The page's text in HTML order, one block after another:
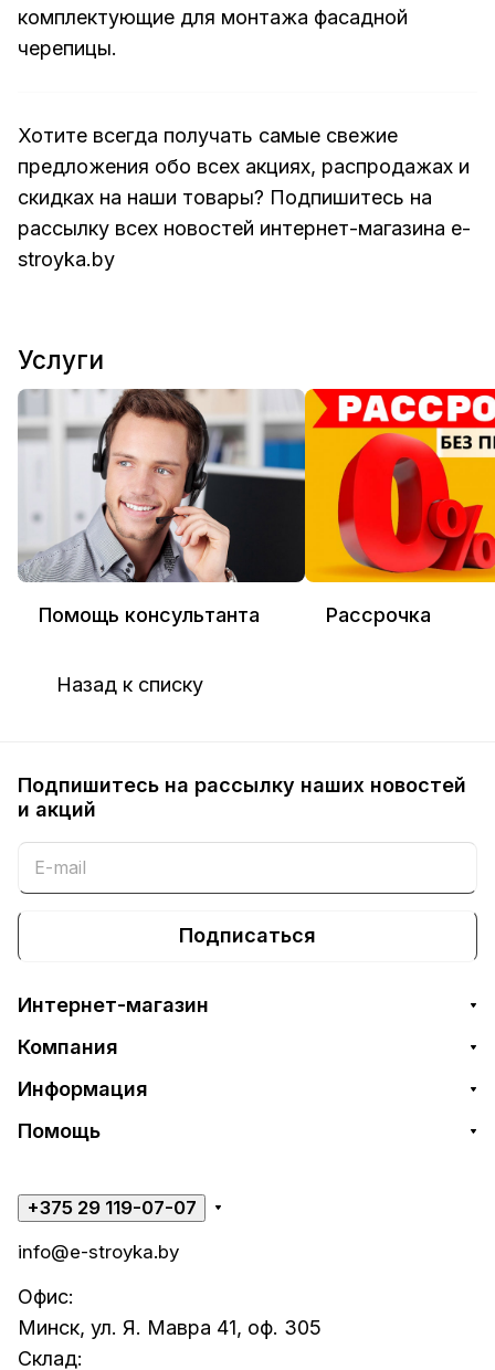
комплектующие для монтажа фасадной
черепицы.
Хотите всегда получать самые свежие
предложения обо всех акциях, распродажах и
скидках на наши товары? Подпишитесь на
рассылку всех новостей интернет-магазина e-
stroyka.by
Услуги
Помощь консультанта Рассрочка
Назад к списку
Подпишитесь на рассылку наших новостей
и акций
Подписаться
Интернет-магазин
Компания
Информация
Помощь
+375 29 119-07-07
info@e-stroyka.by
Офис:
Минск, ул. Я. Мавра 41, оф. 305
Склад: